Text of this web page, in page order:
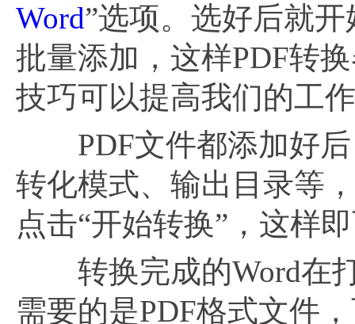
Word”选项。选好后就
批量添加，这样PDF转
技巧可以提高我们的工
PDF文件都添加好后
转化模式、输出目录等
点击“开始转换”，这样
转换完成的Word在打
需要的是PDF格式文件